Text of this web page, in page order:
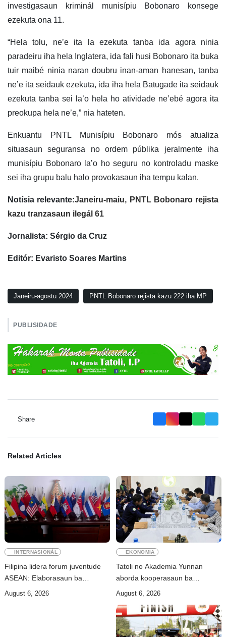
investigasaun kriminál munisípiu Bobonaro konsege
ezekuta ona 11.
“Hela tolu, ne’e ita la ezekuta tanba ida agora ninia
paradeiru iha hela Inglatera, ida fali husi Bobonaro ita buka
tuir maibé ninia naran doubru inan-aman hanesan, tanba
ne’e ita seidauk ezekuta, ida iha hela Batugade ita seidauk
ezekuta tanba sei la’o hela ho atividade ne’ebé agora ita
preokupa hela ne’e,” nia hateten.
Enkuantu PNTL Munisípiu Bobonaro mós atualiza
situasaun seguransa no ordem públika jeralmente iha
munisípiu Bobonaro la’o ho seguru no kontroladu maske
sei iha grupu balu halo provokasaun iha tempu kalan.
Notísia relevante:Janeiru-maiu, PNTL Bobonaro rejista
kazu tranzasaun ilegál 61
Jornalista: Sérgio da Cruz
Editór: Evaristo Soares Martins
Janeiru-agostu 2024 PNTL Bobonaro rejista kazu 222 iha MP
PUBLISIDADE
Share
Related Articles
INTERNASIONÁL
Filipina lidera forum juventude
ASEAN: Elaborasaun ba
deklarasaun reziliénsia dijitál
August 6, 2026
EKONOMIA
Tatoli no Akademia Yunnan
aborda kooperasaun ba
dezenvolvimentu no troka
August 6, 2026